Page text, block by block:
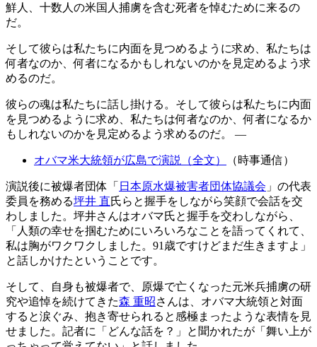
鮮人、十数人の米国人捕虜を含む死者を悼むために来るの
だ。
そして彼らは私たちに内面を見つめるように求め、私たちは
何者なのか、何者になるかもしれないのかを見定めるよう求
めるのだ。
彼らの魂は私たちに話し掛ける。そして彼らは私たちに内面
を見つめるように求め、私たちは何者なのか、何者になるか
もしれないのかを見定めるよう求めるのだ。 —
オバマ米大統領が広島で演説（全文） （時事通信）
演説後に被爆者団体「 日本原水爆被害者団体協議会 」の代表
委員を務める坪井 直氏らと握手をしながら笑顔で会話を交
わしました。坪井さんはオバマ氏と握手を交わしながら、
「人類の幸せを掴むためにいろいろなことを語ってくれて、
私は胸がワクワクしました。91歳ですけどまだ生きますよ」
と話しかけたということです。
そして、自身も被爆者で、原爆で亡くなった元米兵捕虜の研
究や追悼を続けてきた森 重昭さんは、オバマ大統領と対面
すると涙ぐみ、抱き寄せられると感極まったような表情を見
せました。記者に「どんな話を？」と聞かれたが「舞い上が